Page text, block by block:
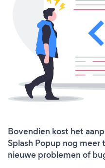
Bovendien kost het
Splash Popup nog
nieuwe problemen of